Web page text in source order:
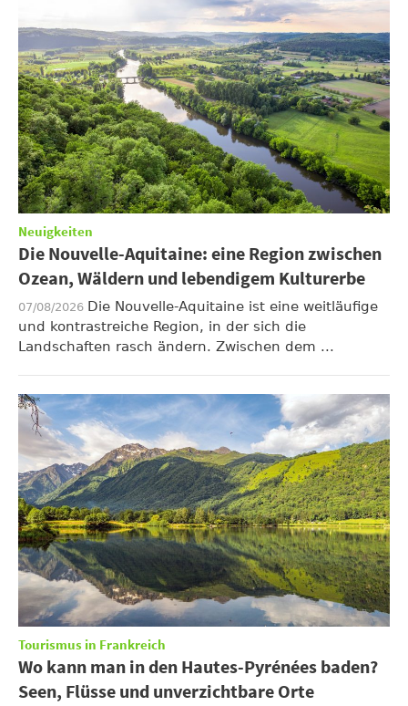
Neuigkeiten
Die Nouvelle-Aquitaine: eine Region zwischen
Ozean, Wäldern und lebendigem Kulturerbe
07/08/2026 Die Nouvelle-Aquitaine ist eine weitläufige
und kontrastreiche Region, in der sich die
Landschaften rasch ändern. Zwischen dem ...
Tourismus in Frankreich
Wo kann man in den Hautes-Pyrénées baden?
Seen, Flüsse und unverzichtbare Orte